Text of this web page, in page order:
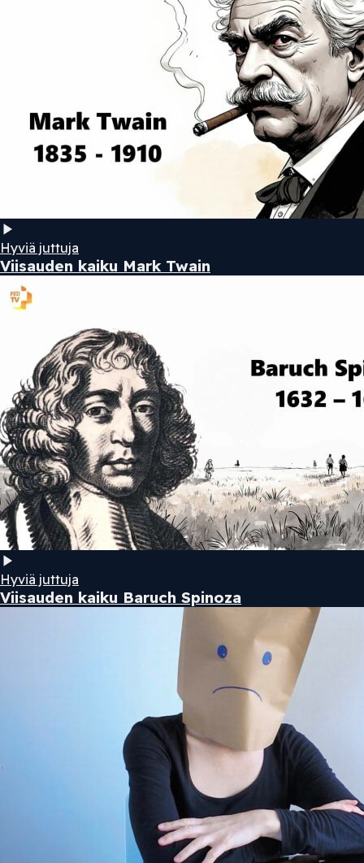
Hyviä juttuja
Viisauden kaiku Mark Twain
Hyviä juttuja
Viisauden kaiku Baruch Spinoza